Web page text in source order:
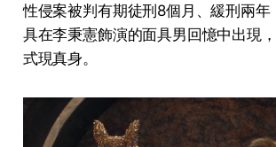
性侵案被判有期徒刑8個月、緩刑兩年
具在李秉憲飾演的面具男回憶中出現
式現真身。